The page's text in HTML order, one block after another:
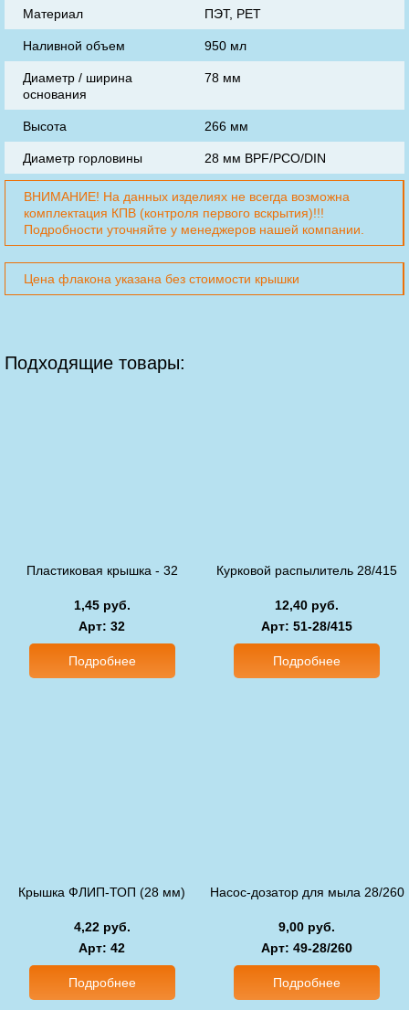
Материал ПЭТ, РЕТ
Наливной объем 950 мл
Диаметр / ширина
основания
78 мм
Высота 266 мм
Диаметр горловины 28 мм BPF/PCO/DIN
ВНИМАНИЕ! На данных изделиях не всегда возможна
комплектация КПВ (контроля первого вскрытия)!!!
Подробности уточняйте у менеджеров нашей компании.
Цена флакона указана без стоимости крышки
Подходящие товары:
Пластиковая крышка - 32
1,45 руб.
Арт: 32
Подробнее
Курковой распылитель 28/415
12,40 руб.
Арт: 51-28/415
Подробнее
Крышка ФЛИП-ТОП (28 мм)
4,22 руб.
Арт: 42
Подробнее
Насос-дозатор для мыла 28/260
9,00 руб.
Арт: 49-28/260
Подробнее